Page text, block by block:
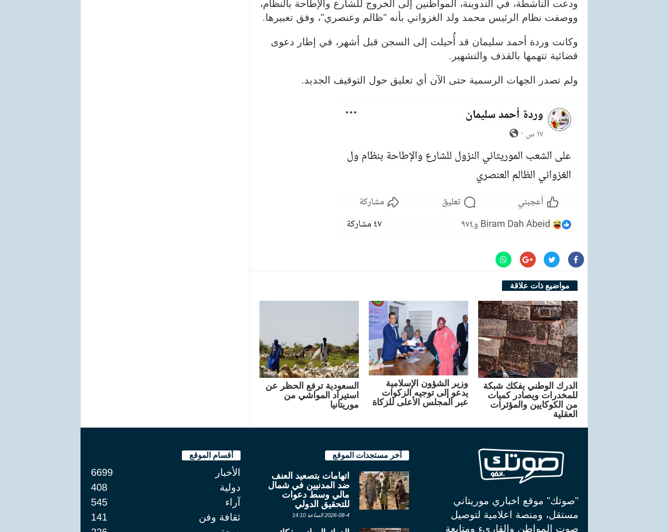
ودعت الناشطة، في التدوينة، المواطنين إلى الخروج للشارع والإطاحة بالنظام،
ووصفت نظام الرئيس محمد ولد الغزواني بأنه "ظالم وعنصري"، وفق تعبيرها.
وكانت وردة أحمد سليمان قد أُحيلت إلى السجن قبل أشهر، في إطار دعوى
قضائية تتهمها بالقذف والتشهير.
ولم تصدر الجهات الرسمية حتى الآن أي تعليق حول التوقيف الجديد.
مواضيع ذات علاقة
الدرك الوطني يفكك شبكة
للمخدرات ويصادر كميات
من الكوكايين والمؤثرات
العقلية
وزير الشؤون الإسلامية
يدعو إلى توجيه الزكوات
عبر المجلس الأعلى للزكاة
السعودية ترفع الحظر عن
استيراد المواشي من
موريتانيا
"صوتك" موقع اخباري موريتاني
مستقل، ومنصة اعلامية لتوصيل
صوت المواطن والقاريء ومتابعة
آخر مستجدات الموقع
اتهامات بتصعيد العنف
ضد المدنيين في شمال
مالي وسط دعوات
للتحقيق الدولي
2026-08-4 الساعة 14:10
أقسام الموقع
الأخبار
6699
دولية
408
آراء
545
ثقافة وفن
141